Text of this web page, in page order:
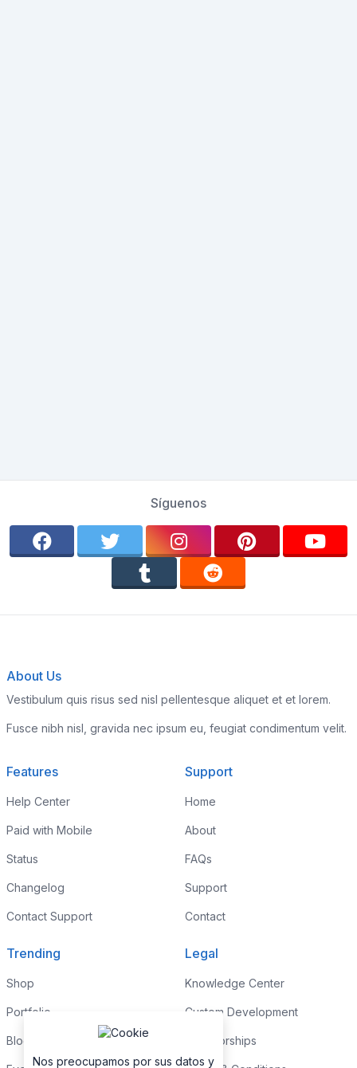
Síguenos
About Us
Vestibulum quis risus sed nisl pellentesque aliquet et et lorem.
Fusce nibh nisl, gravida nec ipsum eu, feugiat condimentum velit.
Features
Help Center
Paid with Mobile
Status
Changelog
Contact Support
Support
Home
About
FAQs
Support
Contact
Trending
Shop
Portfolio
Blog
Legal
Knowledge Center
Custom Development
Sponsorships
Nos preocupamos por sus datos y